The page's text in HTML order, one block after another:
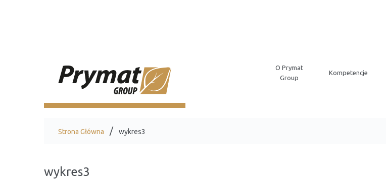
O Prymat
Group
Kompetencje
Strona Główna wykres3
wykres3